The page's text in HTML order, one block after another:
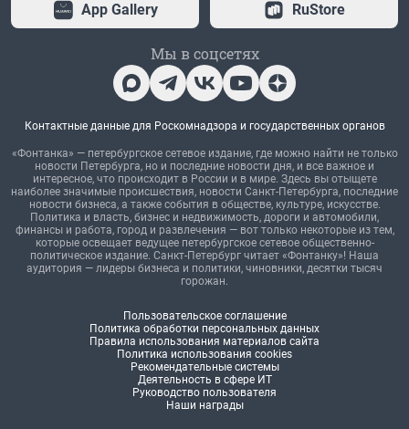
App Gallery RuStore
Мы в соцсетях
Контактные данные для Роскомнадзора и государственных органов
«Фонтанка» — петербургское сетевое издание, где можно найти не только
новости Петербурга, но и последние новости дня, и все важное и
интересное, что происходит в России и в мире. Здесь вы отыщете
наиболее значимые происшествия, новости Санкт-Петербурга, последние
новости бизнеса, а также события в обществе, культуре, искусстве.
Политика и власть, бизнес и недвижимость, дороги и автомобили,
финансы и работа, город и развлечения — вот только некоторые из тем,
которые освещает ведущее петербургское сетевое общественно-
политическое издание. Санкт-Петербург читает «Фонтанку»! Наша
аудитория — лидеры бизнеса и политики, чиновники, десятки тысяч
горожан.
Пользовательское соглашение
Политика обработки персональных данных
Правила использования материалов сайта
Политика использования cookies
Рекомендательные системы
Деятельность в сфере ИТ
Руководство пользователя
Наши награды